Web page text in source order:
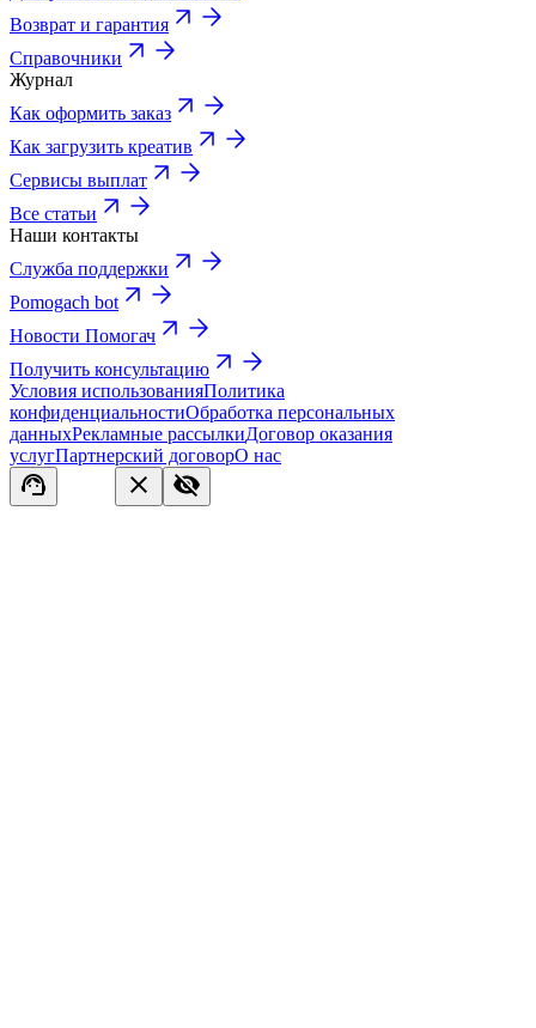
Возврат и гарантия
Справочники
Журнал
Как оформить заказ
Как загрузить креатив
Сервисы выплат
Все статьи
Наши контакты
Служба поддержки
Pomogach bot
Новости Помогач
Получить консультацию
Условия использованияПолитика
конфиденциальностиОбработка персональных
данныхРекламные рассылкиДоговор оказания
услугПартнерский договорО нас